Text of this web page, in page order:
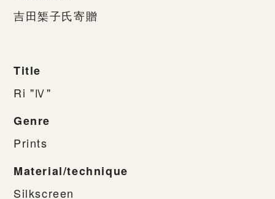
吉田榘子氏寄贈
Title
Ri "Ⅳ"
Genre
Prints
Material/technique
Silkscreen